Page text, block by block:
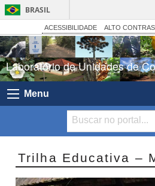
BRASIL
ACESSIBILIDADE ALTO
Laboratório de Unidades de
Menu
Trilha Educativa –